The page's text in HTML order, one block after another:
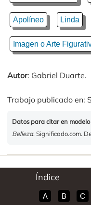
Apolíneo Linda
Imagen o Arte
Autor: Gabriel Duarte.
Trabajo publicado en:
Datos para citar en
Belleza. Significado.com.
Índice
A B C